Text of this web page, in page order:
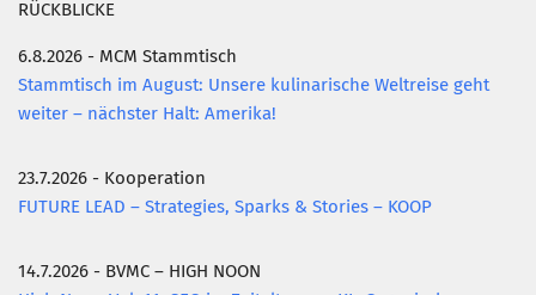
RÜCKBLICKE
6.8.2026 - MCM Stammtisch
Stammtisch im August: Unsere kulinarische Weltreise geht
weiter – nächster Halt: Amerika!
23.7.2026 - Kooperation
FUTURE LEAD – Strategies, Sparks & Stories – KOOP
14.7.2026 - BVMC – HIGH NOON